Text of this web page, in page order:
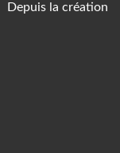
Depuis la création